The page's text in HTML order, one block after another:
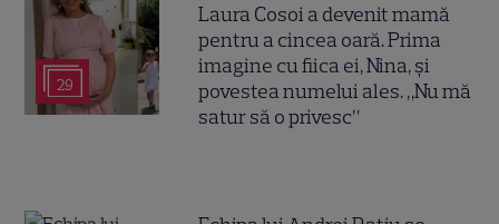
29
Laura Cosoi a devenit mamă
pentru a cincea oară. Prima
imagine cu fiica ei, Nina, și
povestea numelui ales. „Nu mă
satur să o privesc”